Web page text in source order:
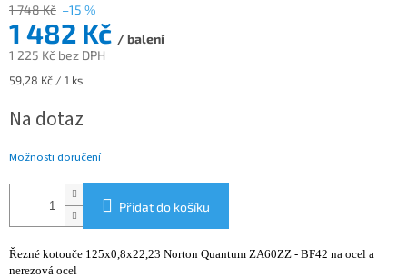
1 748 Kč –15 %
1 482 Kč / balení
1 225 Kč bez DPH
Měrná
59,28 Kč / 1 ks
Na dotaz
Možnosti doručení
Přidat do košíku
Řezné kotouče 125x0,8x22,23 Norton Quantum ZA60ZZ - BF42 na ocel a
nerezová ocel